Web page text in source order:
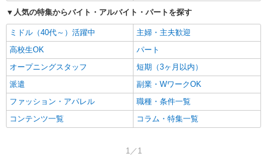
人気の特集からバイト・アルバイト・パートを探す
ミドル（40代～）活躍中
主婦・主夫歓迎
高校生OK
パート
オープニングスタッフ
短期（3ヶ月以内）
派遣
副業・WワークOK
ファッション・アパレル
職種・条件一覧
コンテンツ一覧
コラム・特集一覧
1／1